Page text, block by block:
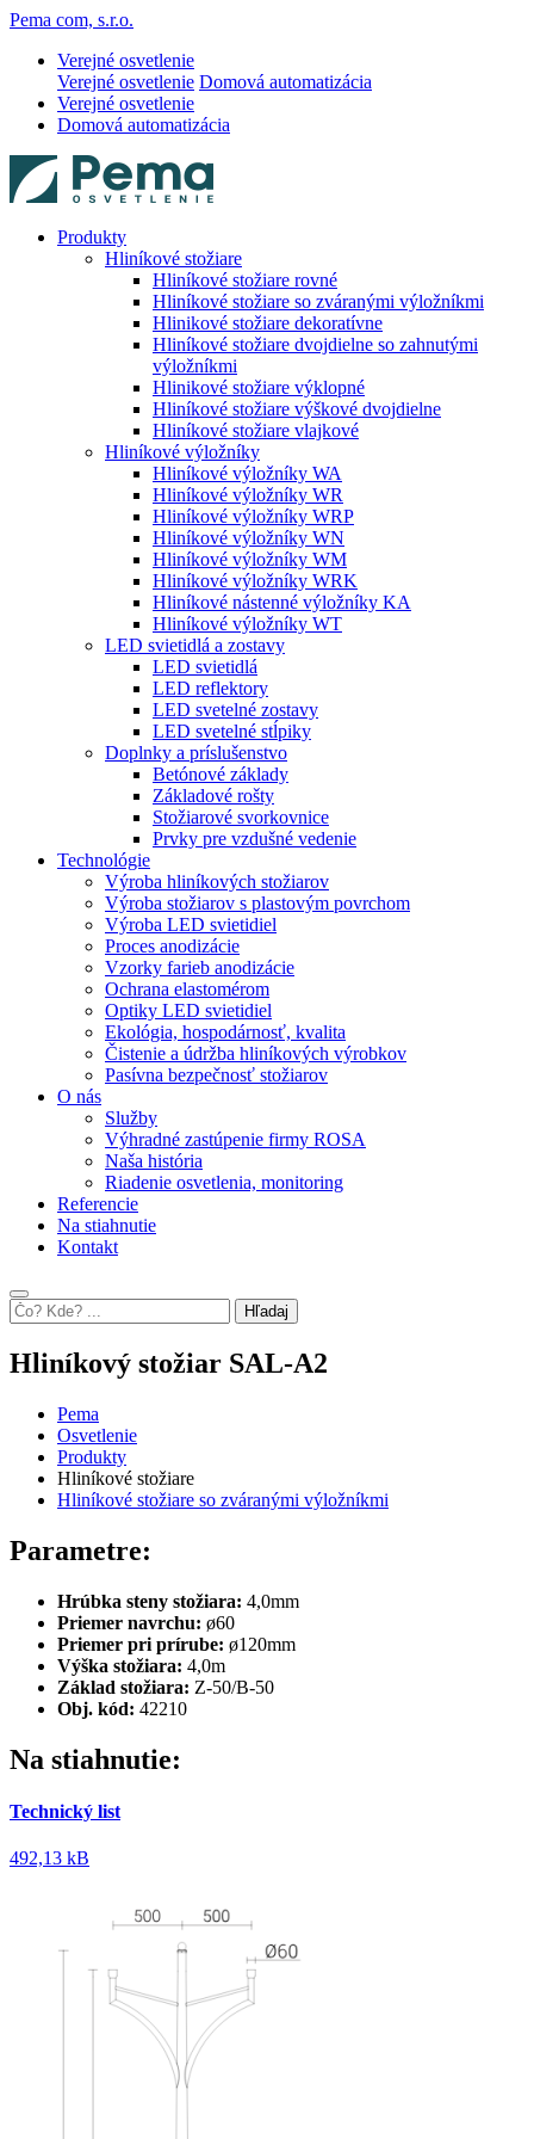
Pema com, s.r.o.
Verejné osvetlenie
Verejné osvetlenie Domová automatizácia
Verejné osvetlenie
Domová automatizácia
Produkty
Hliníkové stožiare
Hliníkové stožiare rovné
Hliníkové stožiare so zváranými výložníkmi
Hlinikové stožiare dekoratívne
Hliníkové stožiare dvojdielne so zahnutými
výložníkmi
Hlinikové stožiare výklopné
Hliníkové stožiare výškové dvojdielne
Hliníkové stožiare vlajkové
Hliníkové výložníky
Hliníkové výložníky WA
Hliníkové výložníky WR
Hliníkové výložníky WRP
Hliníkové výložníky WN
Hliníkové výložníky WM
Hliníkové výložníky WRK
Hliníkové nástenné výložníky KA
Hliníkové výložníky WT
LED svietidlá a zostavy
LED svietidlá
LED reflektory
LED svetelné zostavy
LED svetelné stĺpiky
Doplnky a príslušenstvo
Betónové základy
Základové rošty
Stožiarové svorkovnice
Prvky pre vzdušné vedenie
Technológie
Výroba hliníkových stožiarov
Výroba stožiarov s plastovým povrchom
Výroba LED svietidiel
Proces anodizácie
Vzorky farieb anodizácie
Ochrana elastomérom
Optiky LED svietidiel
Ekológia, hospodárnosť, kvalita
Čistenie a údržba hliníkových výrobkov
Pasívna bezpečnosť stožiarov
O nás
Služby
Výhradné zastúpenie firmy ROSA
Naša história
Riadenie osvetlenia, monitoring
Referencie
Na stiahnutie
Kontakt
Hľadaj
Hliníkový stožiar SAL-A2
Pema
Osvetlenie
Produkty
Hliníkové stožiare
Hliníkové stožiare so zváranými výložníkmi
Parametre:
Hrúbka steny stožiara: 4,0mm
Priemer navrchu: ø60
Priemer pri prírube: ø120mm
Výška stožiara: 4,0m
Základ stožiara: Z-50/B-50
Obj. kód: 42210
Na stiahnutie:
Technický list
492,13 kB